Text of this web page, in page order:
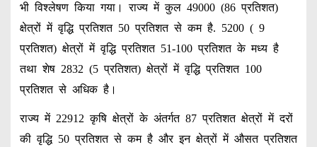
भी विश्लेषण किया गया। राज्य में कुल 49000 (86 प्रतिशत)
क्षेत्रों में वृद्धि प्रतिशत 50 प्रतिशत से कम है. 5200 ( 9
प्रतिशत) क्षेत्रों में वृद्धि प्रतिशत 51-100 प्रतिशत के मध्य है
तथा शेष 2832 (5 प्रतिशत) क्षेत्रों में वृद्धि प्रतिशत 100
प्रतिशत से अधिक है।
राज्य में 22912 कृषि क्षेत्रों के अंतर्गत 87 प्रतिशत क्षेत्रों में दरों
की वृद्धि 50 प्रतिशत से कम है और इन क्षेत्रों में औसत प्रतिशत